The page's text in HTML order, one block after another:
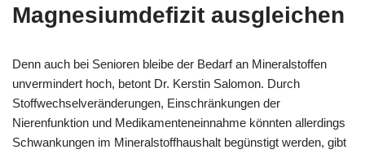
Magnesiumdefizit ausgleichen
Denn auch bei Senioren bleibe der Bedarf an Mineralstoffen
unvermindert hoch, betont Dr. Kerstin Salomon. Durch
Stoffwechselveränderungen, Einschränkungen der
Nierenfunktion und Medikamenteneinnahme könnten allerdings
Schwankungen im Mineralstoffhaushalt begünstigt werden, gibt